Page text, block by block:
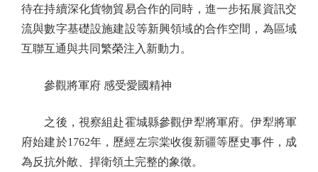
待在持續深化貨物貿易合作的同時，進一步拓展資訊交
流與數字基礎設施建設等新興領域的合作空間，為區域
互聯互通與共同繁榮注入新動力。
參觀將軍府 感受愛國精神
之後，視察組赴霍城縣參觀伊犁將軍府。伊犁將軍
府始建於1762年，歷經左宗棠收復新疆等歷史事件，成
為反抗外敵、捍衛領土完整的象徵。